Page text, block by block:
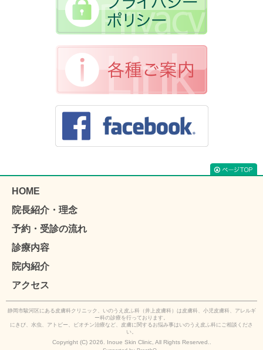
HOME
院長紹介・理念
予約・受診の流れ
診療内容
院内紹介
アクセス
静岡市駿河区にある皮膚科クリニック、いのうえ皮ふ科（井上皮膚科）は皮膚科、小児皮膚科、アレルギ
ー科の診療を行っております。
にきび、水虫、アトピー、ビオチン治療など、皮膚に関するお悩み事はいのうえ皮ふ科にご相談くださ
い。
Copyright (C) 2026. Inoue Skin Clinic, All Rights Reserved..